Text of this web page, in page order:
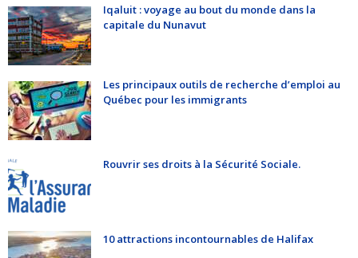
Iqaluit : voyage au bout du monde dans la
capitale du Nunavut
Les principaux outils de recherche d’emploi au
Québec pour les immigrants
Rouvrir ses droits à la Sécurité Sociale.
10 attractions incontournables de Halifax